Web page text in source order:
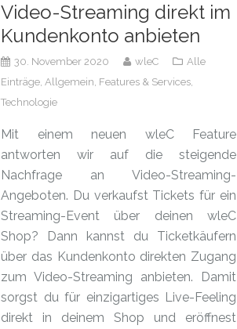
Video-Streaming direkt im
Kundenkonto anbieten
30. November 2020 wleC
Alle
Einträge, Allgemein, Features & Services,
Technologie
Mit einem neuen wleC Feature
antworten wir auf die steigende
Nachfrage an Video-Streaming-
Angeboten. Du verkaufst Tickets für ein
Streaming-Event über deinen wleC
Shop? Dann kannst du Ticketkäufern
über das Kundenkonto direkten Zugang
zum Video-Streaming anbieten. Damit
sorgst du für einzigartiges Live-Feeling
direkt in deinem Shop und eröffnest